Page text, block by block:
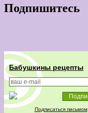
Подпишитесь
Бабушкины рецепты
Подписаться письмом